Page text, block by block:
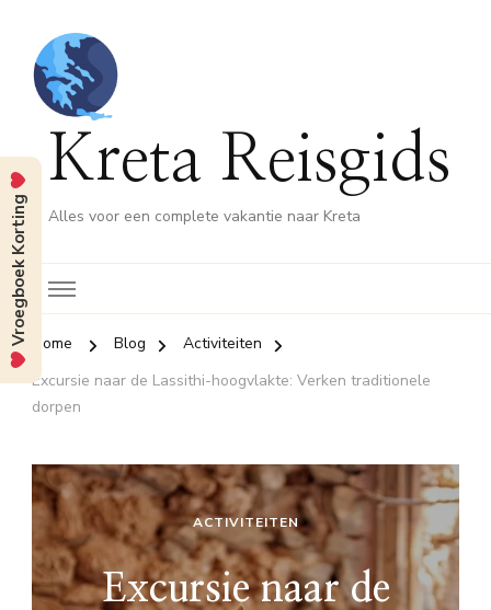
Kreta Reisgids
Alles voor een complete vakantie naar Kreta
Home Blog
Activiteiten
Excursie naar de Lassithi-hoogvlakte: Verken traditionele
dorpen
ACTIVITEITEN
Excursie naar de
Vroegboek Korting